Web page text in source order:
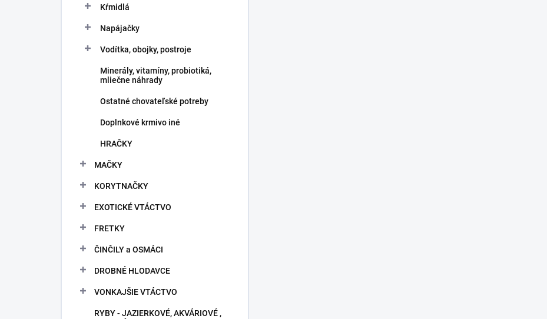
Kŕmidlá
Napájačky
Vodítka, obojky, postroje
Minerály, vitamíny, probiotiká,
mliečne náhrady
Ostatné chovateľské potreby
Doplnkové krmivo iné
HRAČKY
MAČKY
KORYTNAČKY
EXOTICKÉ VTÁCTVO
FRETKY
ČINČILY a OSMÁCI
DROBNÉ HLODAVCE
VONKAJŠIE VTÁCTVO
RYBY - JAZIERKOVÉ, AKVÁRIOVÉ ,